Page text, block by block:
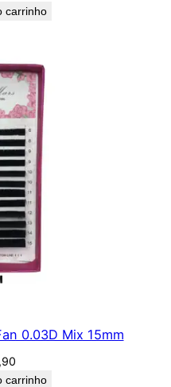
carrinho
0.03D Mix 15mm
carrinho